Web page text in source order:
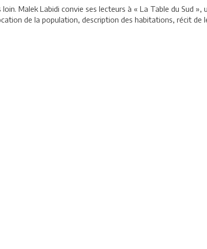
Malek Labidi convie ses lecteurs à « La Table du Sud
de la population, description des habitations, récit de